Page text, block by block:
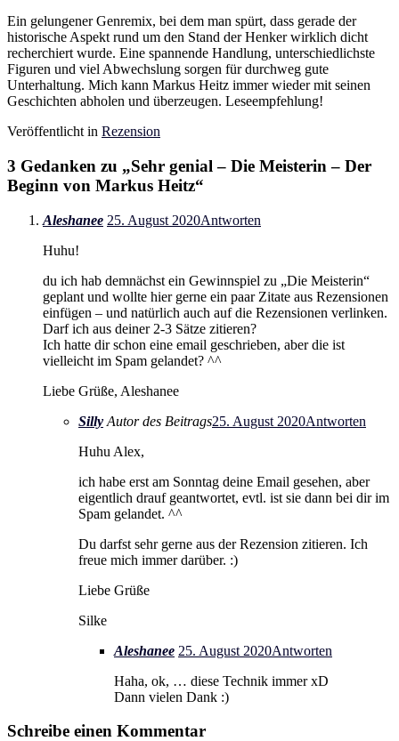
Ein gelungener Genremix, bei dem man spürt, dass gerade der
historische Aspekt rund um den Stand der Henker wirklich dicht
recherchiert wurde. Eine spannende Handlung, unterschiedlichste
Figuren und viel Abwechslung sorgen für durchweg gute
Unterhaltung. Mich kann Markus Heitz immer wieder mit seinen
Geschichten abholen und überzeugen. Leseempfehlung!
Veröffentlicht in Rezension
3 Gedanken zu „Sehr genial – Die Meisterin – Der
Beginn von Markus Heitz“
Aleshanee 25. August 2020Antworten
Huhu!
du ich hab demnächst ein Gewinnspiel zu „Die Meisterin“
geplant und wollte hier gerne ein paar Zitate aus Rezensionen
einfügen – und natürlich auch auf die Rezensionen verlinken.
Darf ich aus deiner 2-3 Sätze zitieren?
Ich hatte dir schon eine email geschrieben, aber die ist
vielleicht im Spam gelandet? ^^
Liebe Grüße, Aleshanee
Silly Autor des Beitrags25. August 2020Antworten
Huhu Alex,
ich habe erst am Sonntag deine Email gesehen, aber
eigentlich drauf geantwortet, evtl. ist sie dann bei dir im
Spam gelandet. ^^
Du darfst sehr gerne aus der Rezension zitieren. Ich
freue mich immer darüber. :)
Liebe Grüße
Silke
Aleshanee 25. August 2020Antworten
Haha, ok, … diese Technik immer xD
Dann vielen Dank :)
Schreibe einen Kommentar